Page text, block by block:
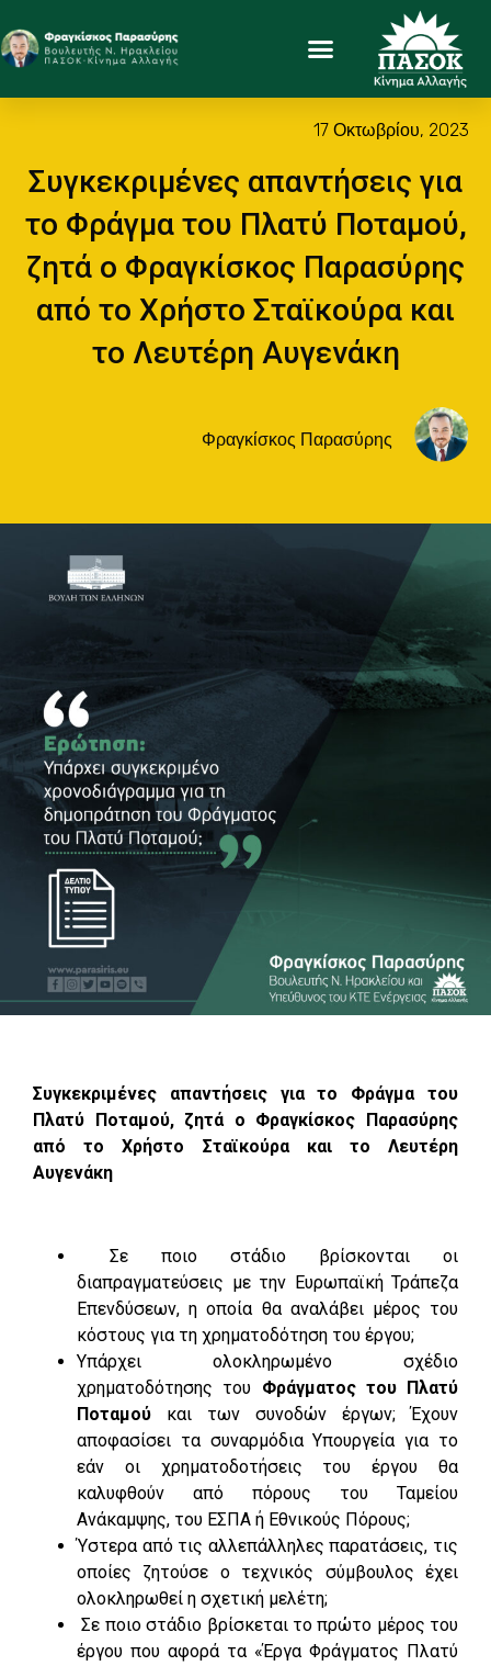
17 Οκτωβρίου, 2023
Συγκεκριμένες απαντήσεις για
το Φράγμα του Πλατύ Ποταμού,
ζητά ο Φραγκίσκος Παρασύρης
από το Χρήστο Σταϊκούρα και
το Λευτέρη Αυγενάκη
Φραγκίσκος Παρασύρης
Συγκεκριμένες απαντήσεις για το Φράγμα του
Πλατύ Ποταμού, ζητά ο Φραγκίσκος Παρασύρης
από το Χρήστο Σταϊκούρα και το Λευτέρη
Αυγενάκη
Σε ποιο στάδιο βρίσκονται οι
διαπραγματεύσεις με την Ευρωπαϊκή Τράπεζα
Επενδύσεων, η οποία θα αναλάβει μέρος του
κόστους για τη χρηματοδότηση του έργου;
Υπάρχει ολοκληρωμένο σχέδιο
χρηματοδότησης του Φράγματος του Πλατύ
Ποταμού και των συνοδών έργων; Έχουν
αποφασίσει τα συναρμόδια Υπουργεία για το
εάν οι χρηματοδοτήσεις του έργου θα
καλυφθούν από πόρους του Ταμείου
Ανάκαμψης, του ΕΣΠΑ ή Εθνικούς Πόρους;
Ύστερα από τις αλλεπάλληλες παρατάσεις, τις
οποίες ζητούσε ο τεχνικός σύμβουλος έχει
ολοκληρωθεί η σχετική μελέτη;
Σε ποιο στάδιο βρίσκεται το πρώτο μέρος του
έργου που αφορά τα «Έργα Φράγματος Πλατύ